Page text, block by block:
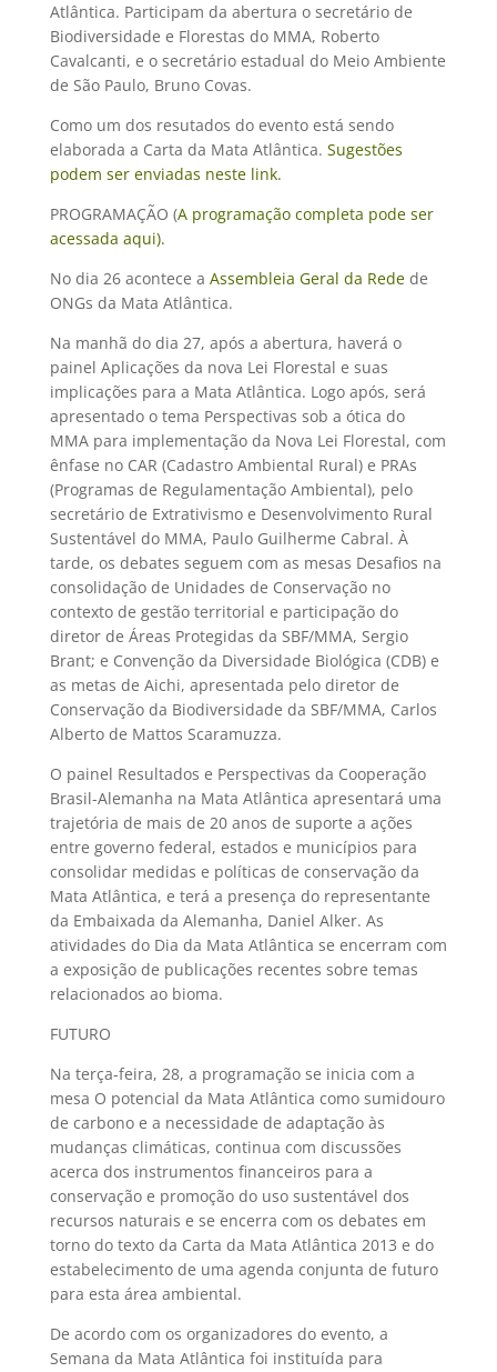
Atlântica. Participam da abertura o secretário de
Biodiversidade e Florestas do MMA, Roberto
Cavalcanti, e o secretário estadual do Meio Ambiente
de São Paulo, Bruno Covas.
Como um dos resutados do evento está sendo
elaborada a Carta da Mata Atlântica. Sugestões
podem ser enviadas neste link.
PROGRAMAÇÃO (A programação completa pode ser
acessada aqui).
No dia 26 acontece a Assembleia Geral da Redede
ONGs da Mata Atlântica.
Na manhã do dia 27, após a abertura, haverá o
painel Aplicações da nova Lei Florestal e suas
implicações para a Mata Atlântica. Logo após, será
apresentado o tema Perspectivas sob a ótica do
MMA para implementação da Nova Lei Florestal, com
ênfase no CAR (Cadastro Ambiental Rural) e PRAs
(Programas de Regulamentação Ambiental), pelo
secretário de Extrativismo e Desenvolvimento Rural
Sustentável do MMA, Paulo Guilherme Cabral. À
tarde, os debates seguem com as mesas Desafios na
consolidação de Unidades de Conservação no
contexto de gestão territorial e participação do
diretor de Áreas Protegidas da SBF/MMA, Sergio
Brant; e Convenção da Diversidade Biológica (CDB) e
as metas de Aichi, apresentada pelo diretor de
Conservação da Biodiversidade da SBF/MMA, Carlos
Alberto de Mattos Scaramuzza.
O painel Resultados e Perspectivas da Cooperação
Brasil-Alemanha na Mata Atlântica apresentará uma
trajetória de mais de 20 anos de suporte a ações
entre governo federal, estados e municípios para
consolidar medidas e políticas de conservação da
Mata Atlântica, e terá a presença do representante
da Embaixada da Alemanha, Daniel Alker. As
atividades do Dia da Mata Atlântica se encerram com
a exposição de publicações recentes sobre temas
relacionados ao bioma.
FUTURO
Na terça-feira, 28, a programação se inicia com a
mesa O potencial da Mata Atlântica como sumidouro
de carbono e a necessidade de adaptação às
mudanças climáticas, continua com discussões
acerca dos instrumentos financeiros para a
conservação e promoção do uso sustentável dos
recursos naturais e se encerra com os debates em
torno do texto da Carta da Mata Atlântica 2013 e do
estabelecimento de uma agenda conjunta de futuro
para esta área ambiental.
De acordo com os organizadores do evento, a
Semana da Mata Atlântica foi instituída para